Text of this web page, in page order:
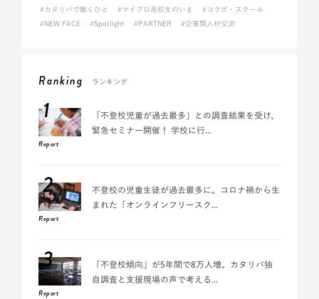
#カタリバで働くひと
#マイプロ高校生のいま
#コラボ・スクール
#NEW FACE
#Spotlight #PARTNER #企業間人材交流
Ranking ランキング
1
Report
「不登校児童が過去最多」との調査結果を受け、
緊急セミナー開催！ 学校に行...
2
Report
不登校の児童生徒が過去最多に。コロナ禍から生
まれた「オンラインフリースク...
3
Report
「不登校傾向」が5年間で8万人増。カタリバ独
自調査と支援現場の声で考える...